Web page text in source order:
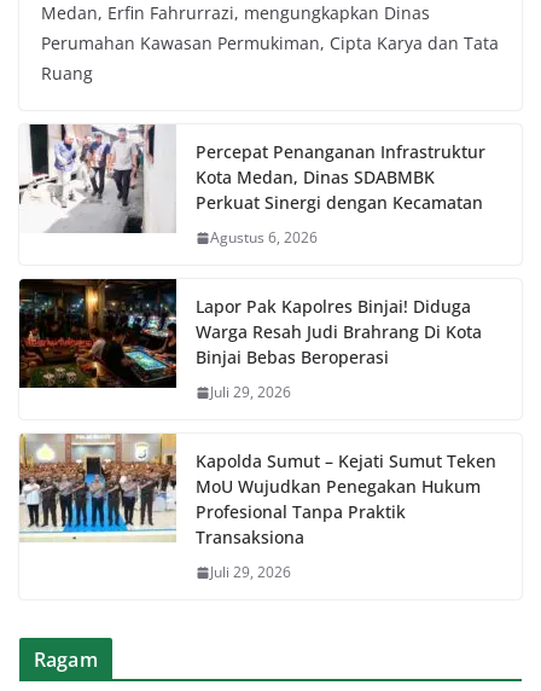
Medan, Erfin Fahrurrazi, mengungkapkan Dinas
Perumahan Kawasan Permukiman, Cipta Karya dan Tata
Ruang
Percepat Penanganan Infrastruktur
Kota Medan, Dinas SDABMBK
Perkuat Sinergi dengan Kecamatan
Agustus 6, 2026
Lapor Pak Kapolres Binjai! Diduga
Warga Resah Judi Brahrang Di Kota
Binjai Bebas Beroperasi
Juli 29, 2026
Kapolda Sumut – Kejati Sumut Teken
MoU Wujudkan Penegakan Hukum
Profesional Tanpa Praktik
Transaksiona
Juli 29, 2026
Ragam